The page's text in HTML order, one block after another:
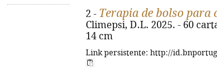
2 - Terapia de bolso para
Climepsi, D.L. 2025. - 60
14 cm
Link persistente: http://